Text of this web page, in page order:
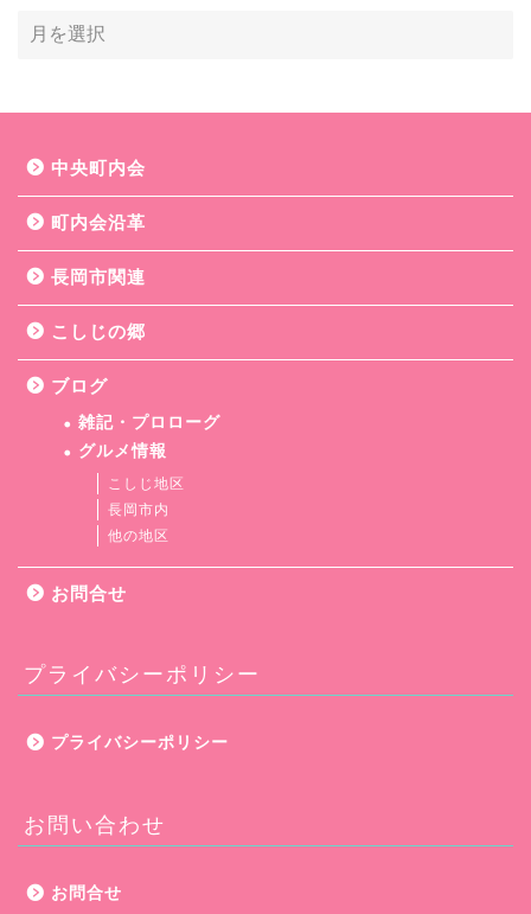
中央町内会
町内会沿革
長岡市関連
こしじの郷
ブログ
雑記・プロローグ
グルメ情報
こしじ地区
長岡市内
他の地区
お問合せ
プライバシーポリシー
プライバシーポリシー
お問い合わせ
お問合せ